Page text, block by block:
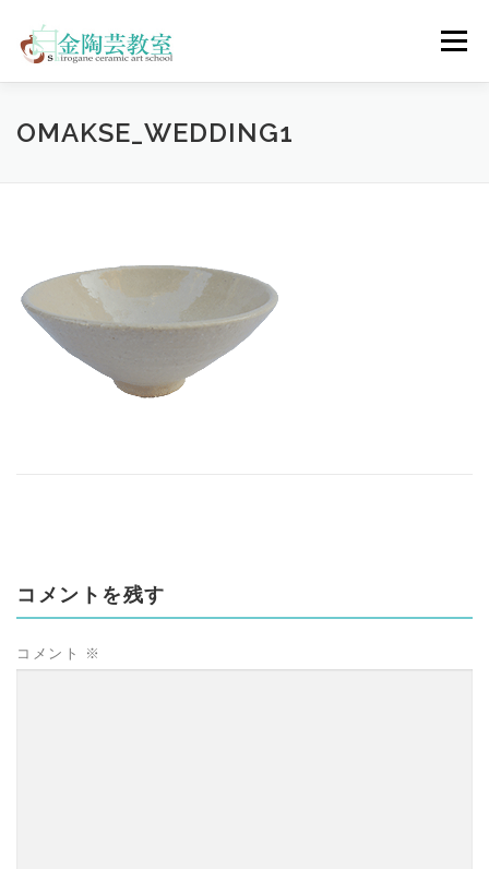
メニュー
陶芸体験コース ウェディングコース
ENGLISH
OMAKSE_WEDDING1
コメントを残す
コメント ※